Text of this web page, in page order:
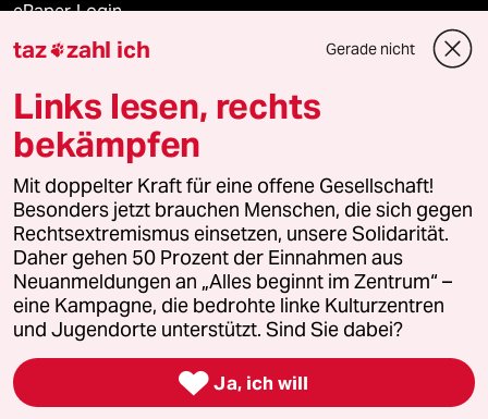
ePaper Login
Downloads für Abonnierende
© 2026 taz Verlags und Vertriebs GmbH
Alle Rechte vorbehalten. Bei rechtlichen Fragen oder für Genehmigungen
wenden Sie sich bitte an
lizenzen@taz.de
Feedback Redaktionsstatut Kommune-Richtlinien
Leitlinie Informant Datenschutz Impressum AGB
Seitenwende Einwilligungen widerrufen (Ads)
taz zahl ich Gerade nicht
Links lesen, rechts
bekämpfen
Mit doppelter Kraft für eine offene Gesellschaft!
Besonders jetzt brauchen Menschen, die sich gegen
Rechtsextremismus einsetzen, unsere Solidarität.
Daher gehen 50 Prozent der Einnahmen aus
Neuanmeldungen an „Alles beginnt im Zentrum“ –
eine Kampagne, die bedrohte linke Kulturzentren
und Jugendorte unterstützt. Sind Sie dabei?
 Ja, ich will